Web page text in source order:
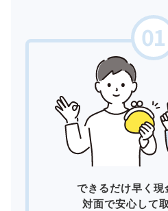
できるだけ早く現
対面で安心して